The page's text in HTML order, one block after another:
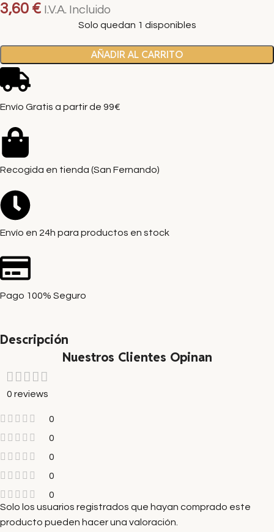
3,60 € I.V.A. Incluido
Solo quedan 1 disponibles
AÑADIR AL CARRITO
Envío Gratis a partir de 99€
Recogida en tienda (San Fernando)
Envío en 24h para productos en stock
Pago 100% Seguro
Descripción
Nuestros Clientes Opinan
0 reviews
0
0
0
0
0
Solo los usuarios registrados que hayan comprado este
producto pueden hacer una valoración.